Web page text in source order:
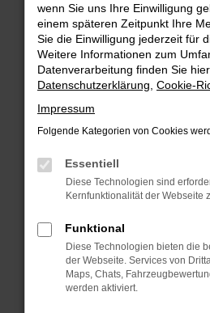
Beim Laden ist ein Fehler
Hier sind ein paar Tipps, die
Überprüfe deine Firewall
Internetverbindung.
Laden andere Webseiten,
Suchmaschine?
Prüfe deine
das Laden bestimmter
Funktioniert die Seite in
oder in einem privaten
Das kann manchmal helfen,
Probleme zu beheben.
Stelle sicher, dass dein
Betriebssystem auf dem
wenn Sie uns Ihre Einwilligung
einem späteren Zeitpunkt Ihre
Sie die Einwilligung jederzeit für
Weitere Informationen zum
Datenverarbeitung finden Sie
Datenschutzerklärung Cookie-
Impressum
Folgende Kategorien von Cookies
Essentiell
Diese Technologien sind
Kernfunktionalität der Webseite
Funktional
Diese Technologien bieten die
der Webseite. Services von
Maps, Chats,
werden aktiviert.